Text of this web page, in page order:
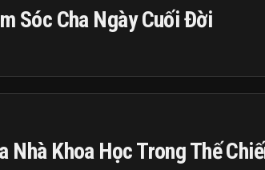
Sóc Cha Ngày Cuối Đời
Nhà Khoa Học Trong Thế